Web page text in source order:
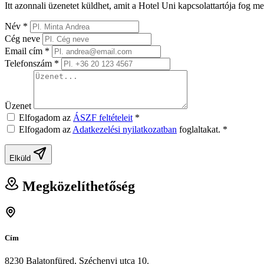
Itt azonnali üzenetet küldhet, amit a Hotel Uni kapcsolattartója fog
Név *
Cég neve
Email cím *
Telefonszám *
Üzenet
Elfogadom az ÁSZF feltételeit *
Elfogadom az Adatkezelési nyilatkozatban foglaltakat. *
Elküld
Megközelíthetőség
Cím
8230 Balatonfüred, Széchenyi utca 10.